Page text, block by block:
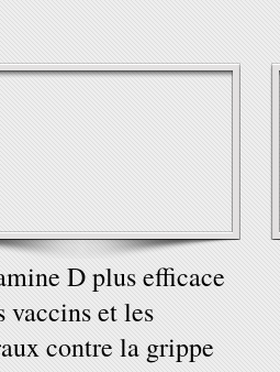
D plus efficace
vaccins et les
contre la grippe